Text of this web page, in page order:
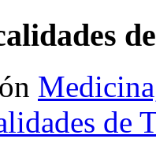
de